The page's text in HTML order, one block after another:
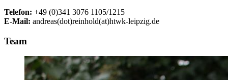
Telefon: +49 (0)341 3076 1105/1215
E-Mail: andreas(dot)reinhold(at)htwk-leipzig.de
Team